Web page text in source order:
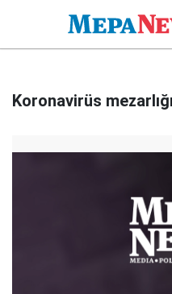
Koronavirüs